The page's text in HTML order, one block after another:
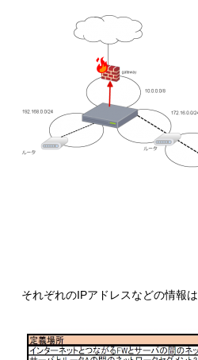
それぞれのIPアドレスなどの情報